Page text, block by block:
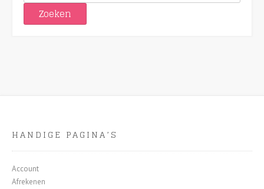
Zoeken
HANDIGE PAGINA’S
Account
Afrekenen